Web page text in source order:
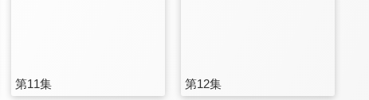
第11集 第12集